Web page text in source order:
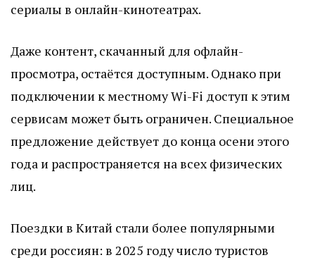
сериалы в онлайн-кинотеатрах.
Даже контент, скачанный для офлайн-
просмотра, остаётся доступным. Однако при
подключении к местному Wi-Fi доступ к этим
сервисам может быть ограничен. Специальное
предложение действует до конца осени этого
года и распространяется на всех физических
лиц.
Поездки в Китай стали более популярными
среди россиян: в 2025 году число туристов